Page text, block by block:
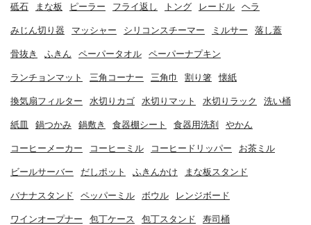
砥石 まな板 ピーラー フライ返し トング レードル ヘラ
みじん切り器 マッシャー シリコンスチーマー ミルサー 落し蓋
骨抜き ふきん ペーパータオル ペーパーナプキン
ランチョンマット 三角コーナー 三角巾 割り箸 懐紙
換気扇フィルター 水切りカゴ 水切りマット 水切りラック 洗い桶
紙皿 鍋つかみ 鍋敷き 食器棚シート 食器用洗剤 やかん
コーヒーメーカー コーヒーミル コーヒードリッパー お茶ミル
ビールサーバー だしポット ふきんかけ まな板スタンド
バナナスタンド ペッパーミル ボウル レンジボード
ワインオープナー 包丁ケース 包丁スタンド 寿司桶